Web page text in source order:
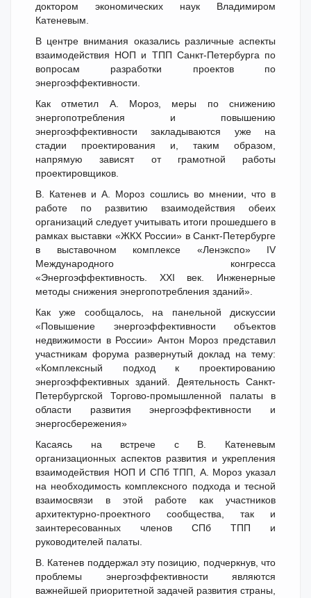
доктором экономических наук Владимиром
Катеневым.
В центре внимания оказались различные аспекты
взаимодействия НОП и ТПП Санкт-Петербурга по
вопросам разработки проектов по
энергоэффективности.
Как отметил А. Мороз, меры по снижению
энергопотребления и повышению
энергоэффективности закладываются уже на
стадии проектирования и, таким образом,
напрямую зависят от грамотной работы
проектировщиков.
В. Катенев и А. Мороз сошлись во мнении, что в
работе по развитию взаимодействия обеих
организаций следует учитывать итоги прошедшего в
рамках выставки «ЖКХ России» в Санкт-Петербурге
в выставочном комплексе «Ленэкспо» IV
Международного конгресса
«Энергоэффективность. XXI век. Инженерные
методы снижения энергопотребления зданий».
Как уже сообщалось, на панельной дискуссии
«Повышение энергоэффективности объектов
недвижимости в России» Антон Мороз представил
участникам форума развернутый доклад на тему:
«Комплексный подход к проектированию
энергоэффективных зданий. Деятельность Санкт-
Петербургской Торгово-промышленной палаты в
области развития энергоэффективности и
энергосбережения»
Касаясь на встрече с В. Катеневым
организационных аспектов развития и укрепления
взаимодействия НОП И СПб ТПП, А. Мороз указал
на необходимость комплексного подхода и тесной
взаимосвязи в этой работе как участников
архитектурно-проектного сообщества, так и
заинтересованных членов СПб ТПП и
руководителей палаты.
В. Катенев поддержал эту позицию, подчеркнув, что
проблемы энергоэффективности являются
важнейшей приоритетной задачей развития страны,